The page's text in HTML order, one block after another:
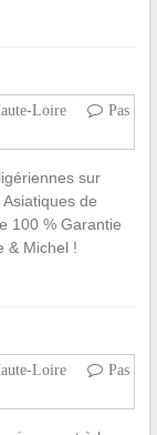
Loire
Pas
sur
de
100 % Garantie
& Michel !
Loire
Pas